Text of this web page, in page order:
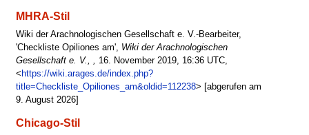
MHRA-Stil
Wiki der Arachnologischen Gesellschaft e. V.-Bearbeiter,
'Checkliste Opiliones am', Wiki der Arachnologischen
Gesellschaft e. V., ,
16. November 2019, 16:36 UTC,
< https://wiki.arages.de/index.php?
title=Checkliste_Opiliones_am&oldid=112238> [abgerufen am
9. August 2026]
Chicago-Stil